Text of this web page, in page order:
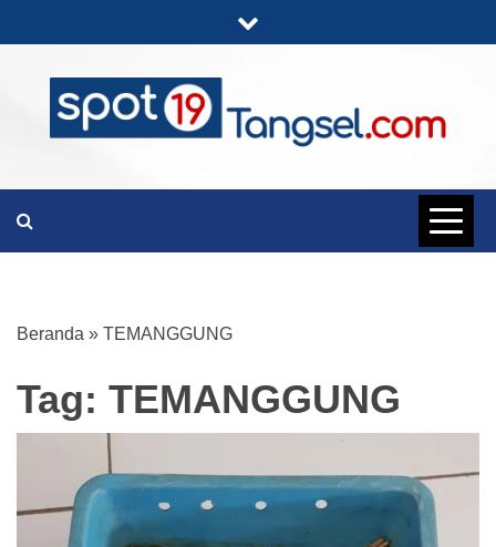
to
content
SPOT19
Beranda » TEMANGGUNG
Tag: TEMANGGUNG